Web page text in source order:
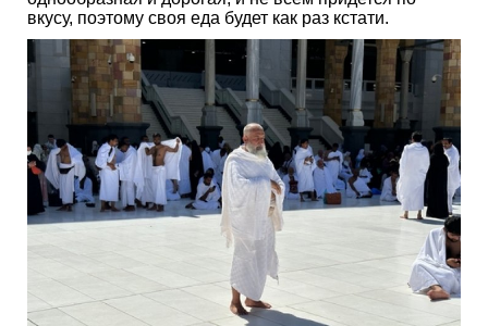
вкусу, поэтому своя еда будет как раз кстати.